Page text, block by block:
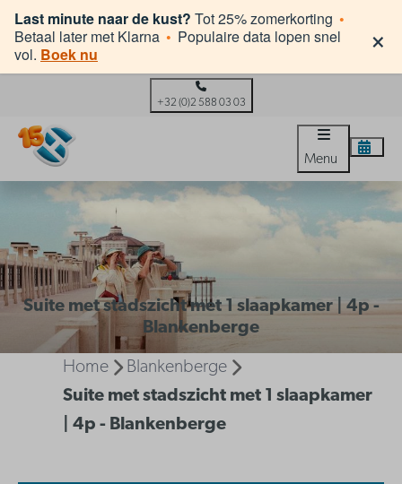
Last minute naar de kust? Tot 25% zomerkorting •
Betaal later met Klarna • Populaire data lopen snel
vol. Boek nu ×
+32 (0)2 588 03 03
Menu
Suite met stadszicht met 1 slaapkamer | 4p -
Blankenberge
Home
Blankenberge
Suite met stadszicht met 1 slaapkamer
| 4p - Blankenberge